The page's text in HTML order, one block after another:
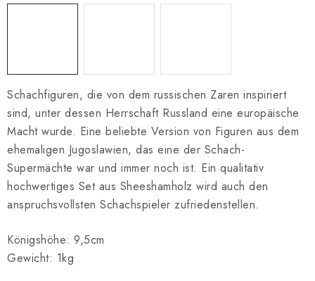
Schachfiguren, die von dem russischen Zaren inspiriert
sind, unter dessen Herrschaft Russland eine europäische
Macht wurde. Eine beliebte Version von Figuren aus dem
ehemaligen Jugoslawien, das eine der Schach-
Supermächte war und immer noch ist. Ein qualitativ
hochwertiges Set aus Sheeshamholz wird auch den
anspruchsvollsten Schachspieler zufriedenstellen.
Königshöhe: 9,5cm
Gewicht: 1kg